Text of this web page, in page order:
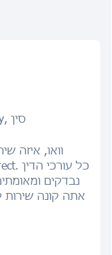
Raylightenergy, סין
וואו, איזה
נבדקים
אתה קונה שירות